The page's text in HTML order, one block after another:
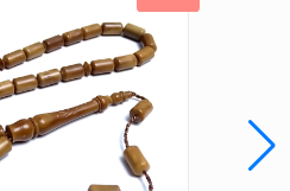
Standart Tesbih
Kutusu
Doğu kültürlerinde sağlık ve
edilmiştir. Bu tesbih,
üretilmiştir ve doğal
Her dokunuşunda